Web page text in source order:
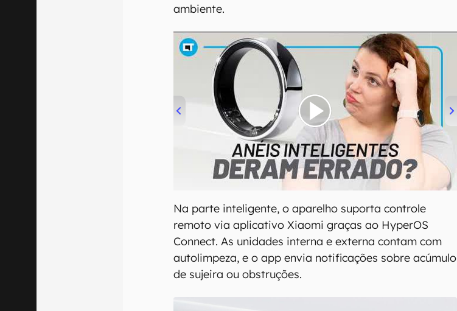
ambiente.
00:00/21:11
Na parte inteligente, o aparelho suporta controle
remoto via aplicativo Xiaomi graças ao HyperOS
Connect. As unidades interna e externa contam com
autolimpeza, e o app envia notificações sobre acúmulo
de sujeira ou obstruções.